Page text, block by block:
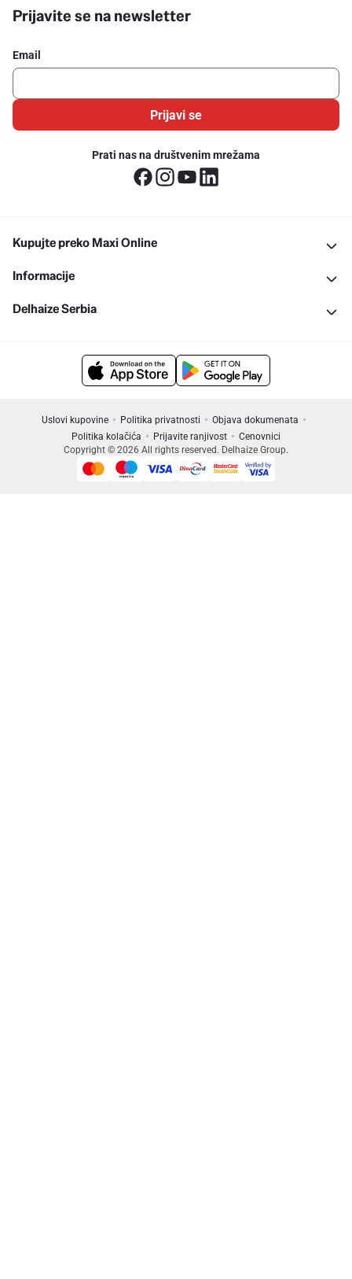
Prijavite se na newsletter
Email
Prijavi se
Prati nas na društvenim mrežama
Kupujte preko Maxi Online
Informacije
Delhaize Serbia
Uslovi kupovine Politika privatnosti
Objava dokumenata
Politika kolačića
Prijavite ranjivost
Cenovnici
Copyright © 2026 All rights reserved. Delhaize Group.